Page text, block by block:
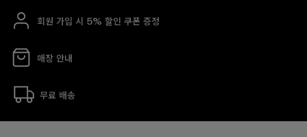
회원 가입 시 5% 할인 쿠폰 증정
매장 안내
무료 배송